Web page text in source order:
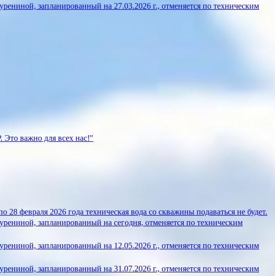
запланированный на 27.03.2026 г., отменяется по техническим
важно для всех нас!"
февраля 2026 года техническая вода со скважины подаваться не будет.
запланированный на сегодня, отменяется по техническим
запланированный на 12.05.2026 г., отменяется по техническим
запланированный на 31.07.2026 г., отменяется по техническим